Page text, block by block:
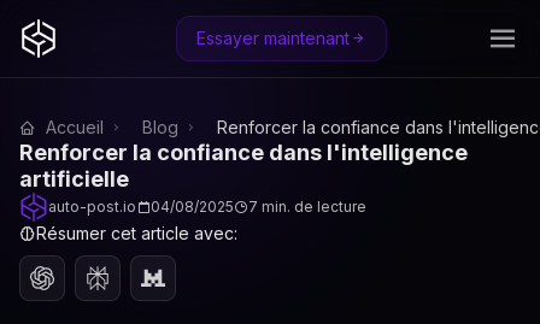
Essayer maintenant
Accueil Blog Renforcer la confiance dans
Renforcer la confiance dans l'intelligence
artificielle
auto-post.io 04/08/2025 7 min. de lecture
Résumer cet article avec: